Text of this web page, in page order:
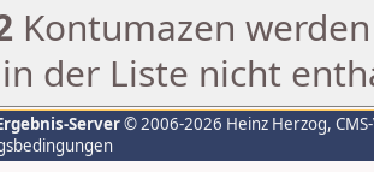
Kontumazen
der Liste nicht
Server© 2006-2026 Heinz Herzog,